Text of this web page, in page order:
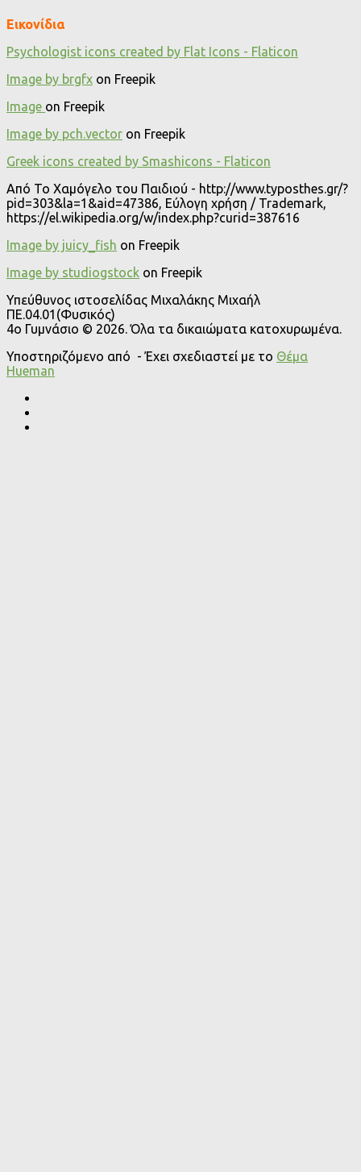
Εικονίδια
Psychologist icons created by Flat Icons - Flaticon
Image by brgfx on Freepik
Image on Freepik
Image by pch.vector on Freepik
Greek icons created by Smashicons - Flaticon
Από Το Χαμόγελο του Παιδιού - http://www.typosthes.gr/?
pid=303&la=1&aid=47386, Εύλογη χρήση / Trademark,
https://el.wikipedia.org/w/index.php?curid=387616
Image by juicy_fish on Freepik
Image by studiogstock on Freepik
Υπεύθυνος ιστοσελίδας Μιχαλάκης Μιχαήλ
ΠΕ.04.01(Φυσικός)
4o Γυμνάσιο © 2026. Όλα τα δικαιώματα κατοχυρωμένα.
Υποστηριζόμενο από - Έχει σχεδιαστεί με το Θέμα
Ηueman